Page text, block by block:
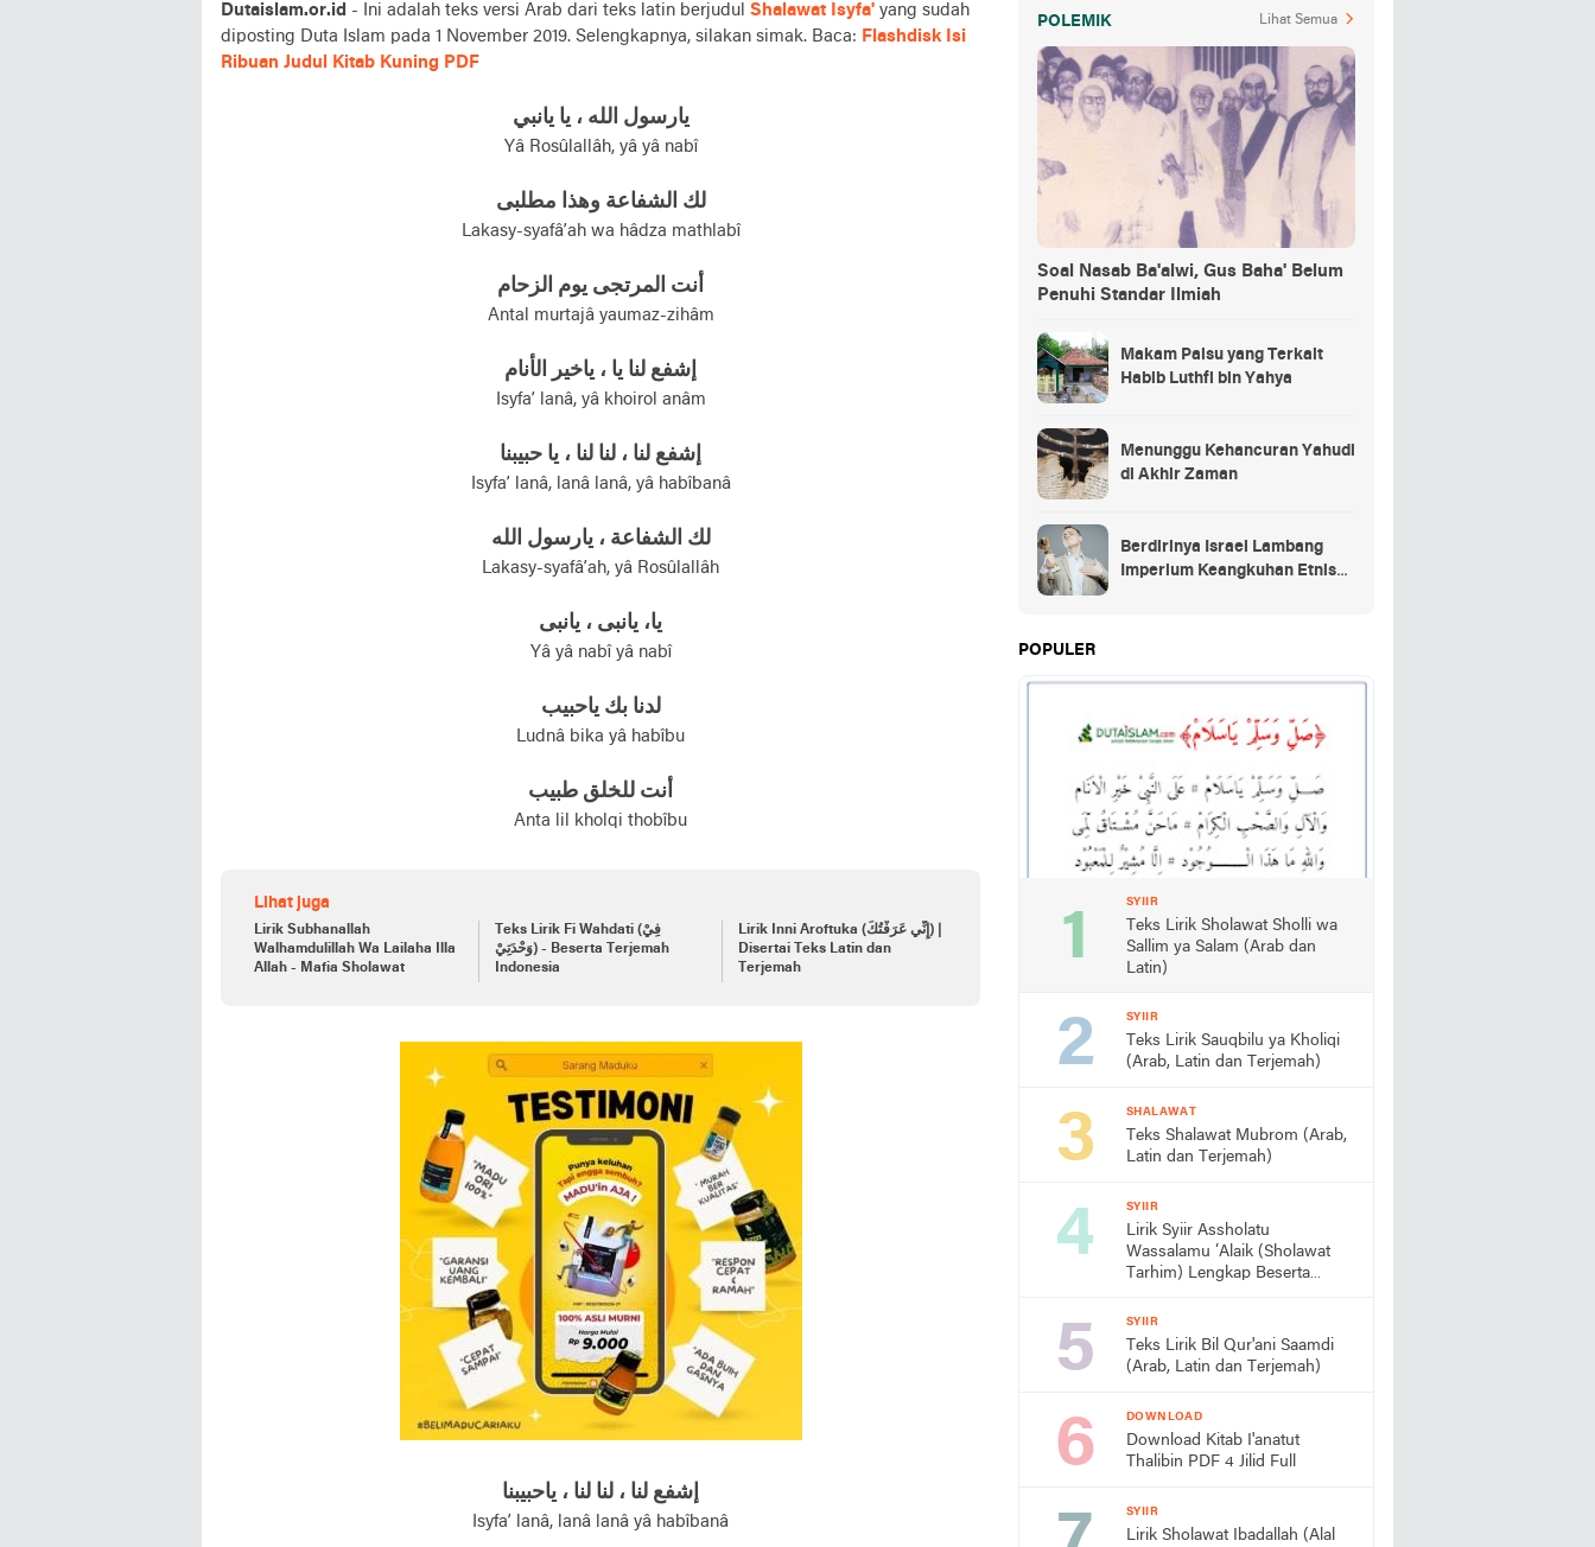
Dutaislam.or.id - Ini adalah teks versi Arab dari teks latin berjudul Shalawat Isyfa' yang sudah
diposting Duta Islam pada 1 November 2019. Selengkapnya, silakan simak. Baca: Flashdisk Isi
Ribuan Judul Kitab Kuning PDF
يارسول الله ، يا يانبي
Yâ Rosûlallâh, yâ yâ nabî
لك الشفاعة وهذا مطلبی
Lakasy-syafâ’ah wa hâdza mathlabî
أنت المرتجی يوم الزحام
Antal murtajâ yaumaz-zihâm
إشفع لنا يا ، ياخير الأنام
Isyfa’ lanâ, yâ khoirol anâm
إشفع لنا ، لنا لنا ، يا حبيبنا
Isyfa’ lanâ, lanâ lanâ, yâ habîbanâ
لك الشفاعة ، يارسول الله
Lakasy-syafâ’ah, yâ Rosûlallâh
يا، يانبی ، يانبی
Yâ yâ nabî yâ nabî
لدنا بك ياحبيب
Ludnâ bika yâ habîbu
أنت للخلق طبيب
Anta lil kholqi thobîbu
Lihat juga
Lirik Subhanallah
Walhamdulillah Wa Lailaha Illa
Allah - Mafia Sholawat
Teks Lirik Fi Wahdati (فِيْ
وَحْدَتِيْ) - Beserta Terjemah
Indonesia
Lirik Inni Aroftuka (إِنِّي عَرَفْتُكَ) |
Disertai Teks Latin dan
Terjemah
إشفع لنا ، لنا لنا ، ياحبيبنا
Isyfa’ lanâ, lanâ lanâ yâ habîbanâ
POLEMIK Lihat Semua
Soal Nasab Ba'alwi, Gus Baha' Belum
Penuhi Standar Ilmiah
Makam Palsu yang Terkait
Habib Luthfi bin Yahya
Menunggu Kehancuran Yahudi
di Akhir Zaman
Berdirinya Israel Lambang
Imperium Keangkuhan Etnis
POPULER
SYIIR
Teks Lirik Sholawat Sholli wa
Sallim ya Salam (Arab dan
Latin)
SYIIR
Teks Lirik Sauqbilu ya Kholiqi
(Arab, Latin dan Terjemah)
SHALAWAT
Teks Shalawat Mubrom (Arab,
Latin dan Terjemah)
SYIIR
Lirik Syiir Assholatu
Wassalamu ‘Alaik (Sholawat
Tarhim) Lengkap Beserta
SYIIR
Teks Lirik Bil Qur'ani Saamdi
(Arab, Latin dan Terjemah)
DOWNLOAD
Download Kitab I'anatut
Thalibin PDF 4 Jilid Full
SYIIR
Lirik Sholawat Ibadallah (Alal